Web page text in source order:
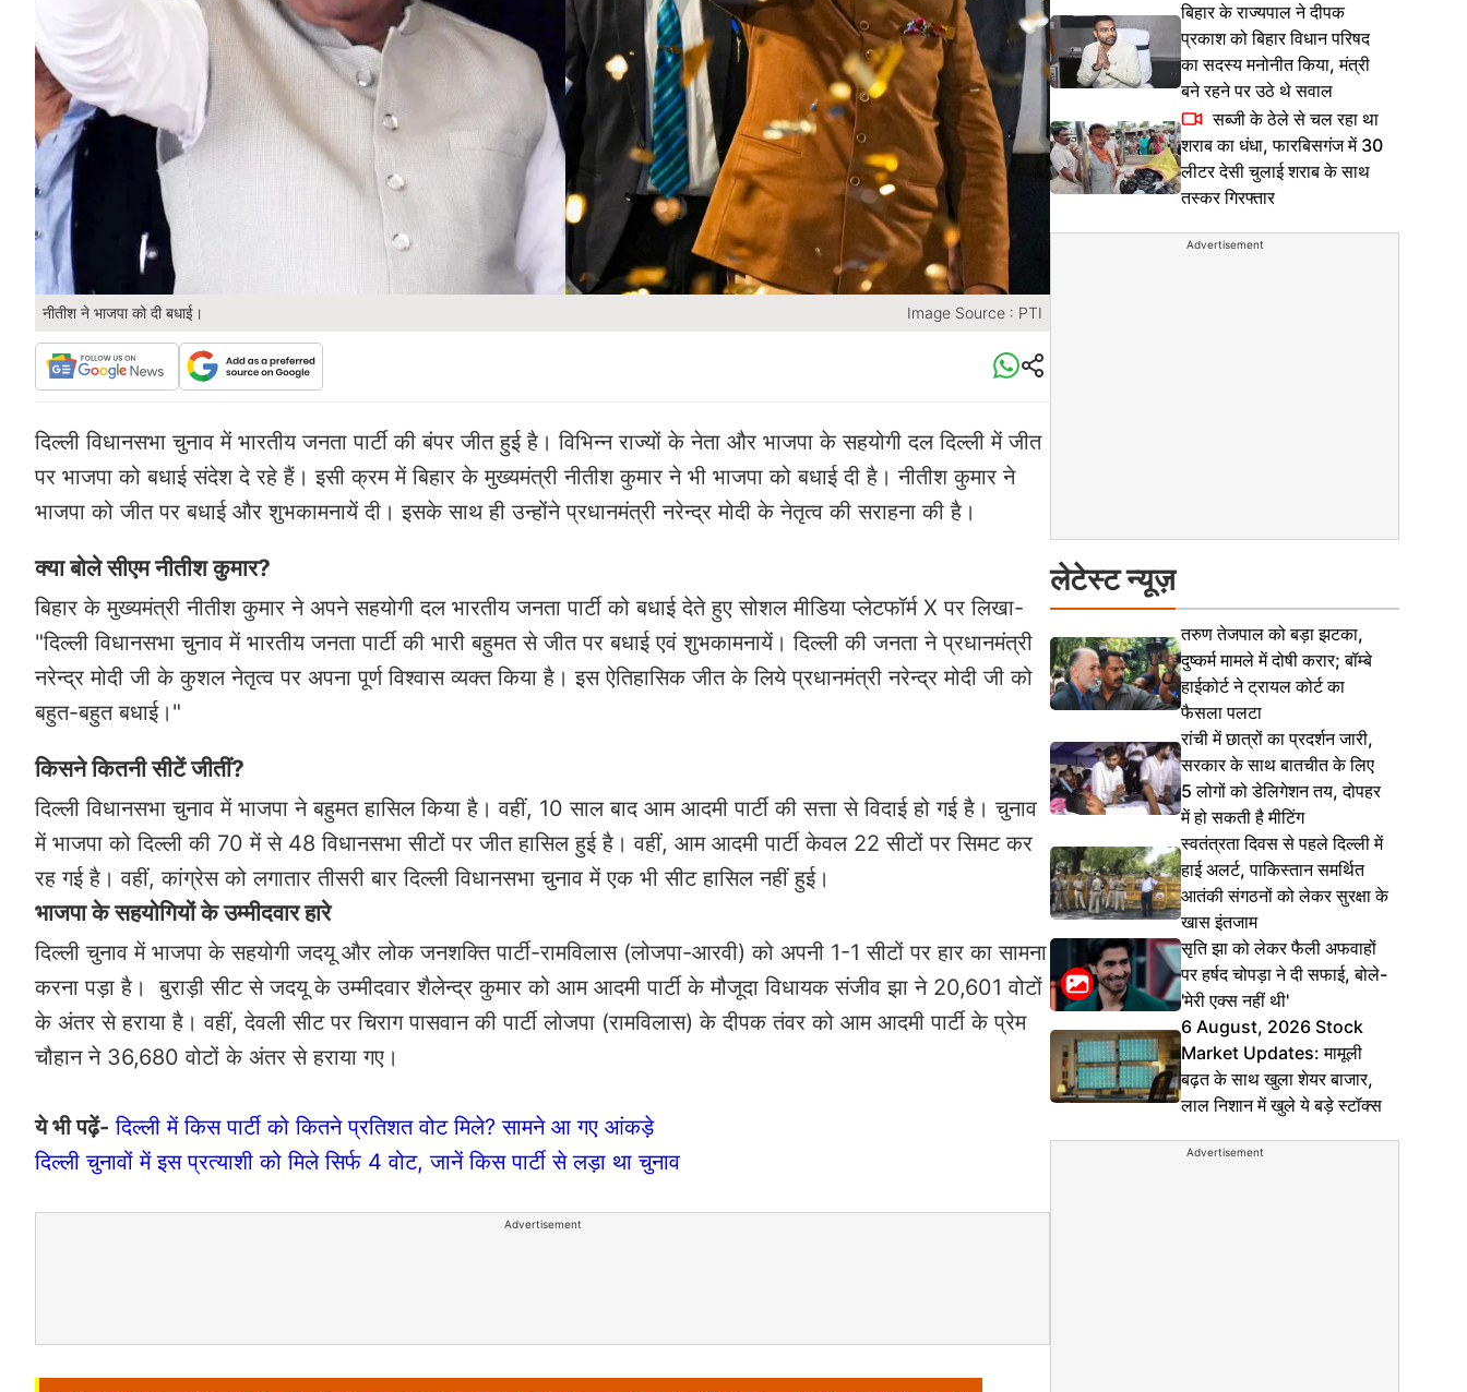
नीतीश ने भाजपा को दी बधाई। Image Source : PTI
दिल्ली विधानसभा चुनाव में भारतीय जनता पार्टी की बंपर जीत हुई है। विभिन्न राज्यों के नेता और भाजपा के सहयोगी दल दिल्ली में जीत
पर भाजपा को बधाई संदेश दे रहे हैं। इसी क्रम में बिहार के मुख्यमंत्री नीतीश कुमार ने भी भाजपा को बधाई दी है। नीतीश कुमार ने
भाजपा को जीत पर बधाई और शुभकामनायें दी। इसके साथ ही उन्होंने प्रधानमंत्री नरेन्द्र मोदी के नेतृत्व की सराहना की है।
क्या बोले सीएम नीतीश कुमार?
बिहार के मुख्यमंत्री नीतीश कुमार ने अपने सहयोगी दल भारतीय जनता पार्टी को बधाई देते हुए सोशल मीडिया प्लेटफॉर्म X पर लिखा-
"दिल्ली विधानसभा चुनाव में भारतीय जनता पार्टी की भारी बहुमत से जीत पर बधाई एवं शुभकामनायें। दिल्ली की जनता ने प्रधानमंत्री
नरेन्द्र मोदी जी के कुशल नेतृत्व पर अपना पूर्ण विश्वास व्यक्त किया है। इस ऐतिहासिक जीत के लिये प्रधानमंत्री नरेन्द्र मोदी जी को
बहुत-बहुत बधाई।"
किसने कितनी सीटें जीतीं?
दिल्ली विधानसभा चुनाव में भाजपा ने बहुमत हासिल किया है। वहीं, 10 साल बाद आम आदमी पार्टी की सत्ता से विदाई हो गई है। चुनाव
में भाजपा को दिल्ली की 70 में से 48 विधानसभा सीटों पर जीत हासिल हुई है। वहीं, आम आदमी पार्टी केवल 22 सीटों पर सिमट कर
रह गई है। वहीं, कांग्रेस को लगातार तीसरी बार दिल्ली विधानसभा चुनाव में एक भी सीट हासिल नहीं हुई।
भाजपा के सहयोगियों के उम्मीदवार हारे
दिल्ली चुनाव में भाजपा के सहयोगी जदयू और लोक जनशक्ति पार्टी-रामविलास (लोजपा-आरवी) को अपनी 1-1 सीटों पर हार का सामना
करना पड़ा है। बुराड़ी सीट से जदयू के उम्मीदवार शैलेन्द्र कुमार को आम आदमी पार्टी के मौजूदा विधायक संजीव झा ने 20,601 वोटों
के अंतर से हराया है। वहीं, देवली सीट पर चिराग पासवान की पार्टी लोजपा (रामविलास) के दीपक तंवर को आम आदमी पार्टी के प्रेम
चौहान ने 36,680 वोटों के अंतर से हराया गए।
ये भी पढ़ें- दिल्ली में किस पार्टी को कितने प्रतिशत वोट मिले? सामने आ गए आंकड़े
दिल्ली चुनावों में इस प्रत्याशी को मिले सिर्फ 4 वोट, जानें किस पार्टी से लड़ा था चुनाव
Advertisement
बिहार के राज्यपाल ने दीपक
प्रकाश को बिहार विधान परिषद
का सदस्य मनोनीत किया, मंत्री
बने रहने पर उठे थे सवाल
सब्जी के ठेले से चल रहा था
शराब का धंधा, फारबिसगंज में 30
लीटर देसी चुलाई शराब के साथ
तस्कर गिरफ्तार
Advertisement
लेटेस्ट न्यूज़
तरुण तेजपाल को बड़ा झटका,
दुष्कर्म मामले में दोषी करार; बॉम्बे
हाईकोर्ट ने ट्रायल कोर्ट का
फैसला पलटा
रांची में छात्रों का प्रदर्शन जारी,
सरकार के साथ बातचीत के लिए
5 लोगों को डेलिगेशन तय, दोपहर
में हो सकती है मीटिंग
स्वतंत्रता दिवस से पहले दिल्ली में
हाई अलर्ट, पाकिस्तान समर्थित
आतंकी संगठनों को लेकर सुरक्षा के
खास इंतजाम
सृति झा को लेकर फैली अफवाहों
पर हर्षद चोपड़ा ने दी सफाई, बोले-
'मेरी एक्स नहीं थी'
6 August, 2026 Stock
Market Updates: मामूली
बढ़त के साथ खुला शेयर बाजार,
लाल निशान में खुले ये बड़े स्टॉक्स
Advertisement